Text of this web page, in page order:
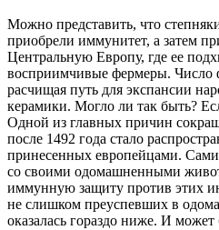
Можно представить, что
приобрели иммунитет, а затем
Центральную Европу, где ее
восприимчивые фермеры. Число
расчищая путь для экспансии
керамики. Могло ли так быть?
Одной из главных причин
после 1492 года стало
принесенных европейцами. Сами
со своими одомашненными
иммунную защиту против этих
не слишком преуспевших в
оказалась гораздо ниже. И может